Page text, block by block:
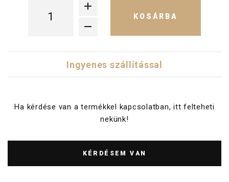
KOSÁRBA
Ingyenes szállítással
Ha kérdése van a termékkel kapcsolatban, itt felteheti
nekünk!
KÉRDÉSEM VAN